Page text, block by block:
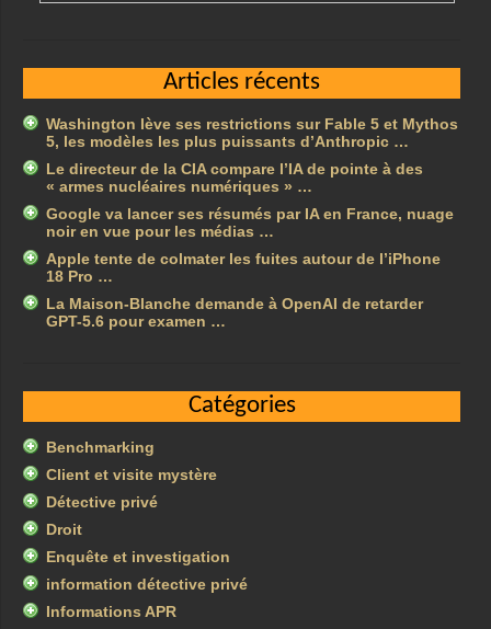
Articles récents
Washington lève ses restrictions sur Fable 5 et Mythos
5, les modèles les plus puissants d’Anthropic …
Le directeur de la CIA compare l’IA de pointe à des
« armes nucléaires numériques » …
Google va lancer ses résumés par IA en France, nuage
noir en vue pour les médias …
Apple tente de colmater les fuites autour de l’iPhone
18 Pro …
La Maison-Blanche demande à OpenAI de retarder
GPT-5.6 pour examen …
Catégories
Benchmarking
Client et visite mystère
Détective privé
Droit
Enquête et investigation
information détective privé
Informations APR